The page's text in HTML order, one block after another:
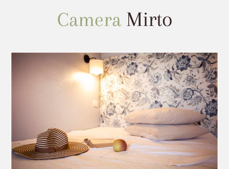
Camera Mirto